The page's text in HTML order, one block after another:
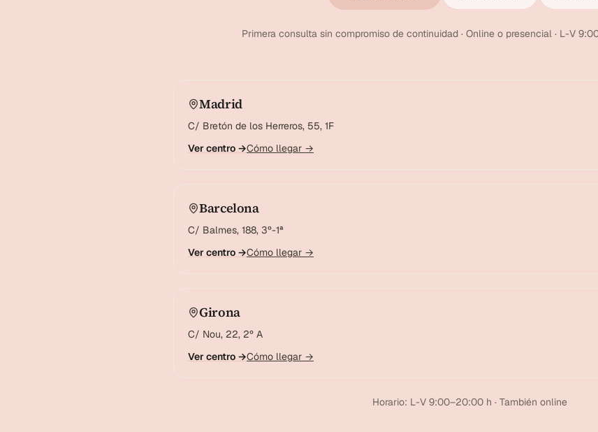
Primera consulta sin compromiso de continuidad · Online o presencial · L-V
Madrid
C/ Bretón de los Herreros, 55, 1F
Ver centro →Cómo llegar →
Barcelona
C/ Balmes, 188, 3º-1ª
Ver centro →Cómo llegar →
Girona
C/ Nou, 22, 2º A
Ver centro →Cómo llegar →
Horario: L-V 9:00–20:00 h · También online